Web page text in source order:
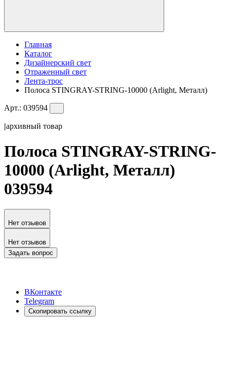
Главная
Каталог
Дизайнерский свет
Отраженный свет
Лента-трос
Полоса STINGRAY-STRING-10000 (Arlight, Металл)
Арт.: 039594
|архивный товар
Полоса STINGRAY-STRING-
10000 (Arlight, Металл)
039594
Нет отзывов
Нет отзывов
Задать вопрос
ВКонтакте
Telegram
Скопировать ссылку